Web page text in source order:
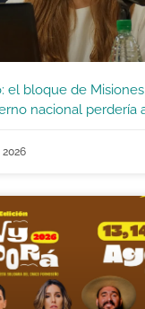
el bloque de
nacional perdería